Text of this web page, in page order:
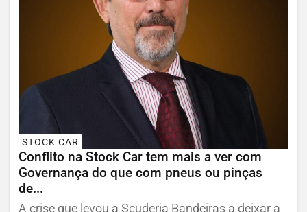
STOCK CAR
Conflito na Stock Car tem mais a ver com
Governança do que com pneus ou pinças
de...
A crise que levou a Scuderia Bandeiras a deixar a